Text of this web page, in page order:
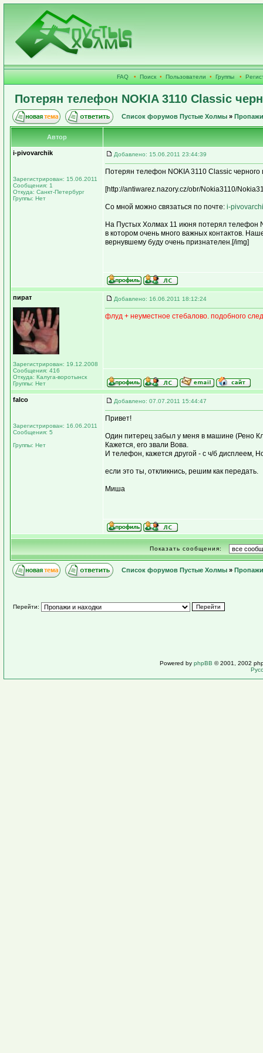
FAQ • Поиск • Пользователи • Группы •
Потерян телефон NOKIA 3110 Classic
Список форумов Пустые Холмы »
Автор
i-pivovarchik
Зарегистрирован: 15.06.2011
Сообщения: 1
Откуда: Санкт-Петербург
Группы: Нет
Добавлено: 15.06.2011 23:44:39
Потерян телефон NOKIA 3110 Classic черного
[http://antiwarez.nazory.cz/obr/Nokia3110/
Со мной можно связаться по почте: i-
На Пустых Холмах 11 июня потерял телефон
в котором очень много важных контактов.
вернувшему буду очень признателен.[/img]
пират
Зарегистрирован: 19.12.2008
Сообщения: 416
Откуда: Калуга-воротынск
Группы: Нет
Добавлено: 16.06.2011 18:12:24
флуд + неуместное стебалово. подобного
falco
Зарегистрирован: 16.06.2011
Сообщения: 5
Группы: Нет
Добавлено: 07.07.2011 15:44:47
Привет!
Один питерец забыл у меня в машине (Рено
Кажется, его звали Вова.
И телефон, кажется другой - с ч/б дисплеем,
если это ты, откликнись, решим как передать.
Миша
Показать сообщения:
Список форумов Пустые Холмы »
Перейти:
Powered by phpBB © 2001, 2002